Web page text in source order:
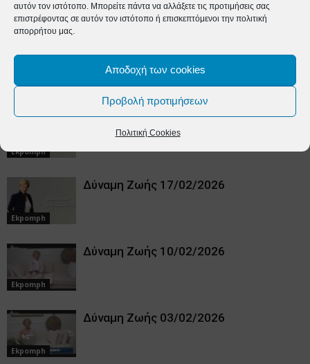
αυτόν τον ιστότοπο. Μπορείτε πάντα να αλλάξετε τις προτιμήσεις σας
επιστρέφοντας σε αυτόν τον ιστότοπο ή επισκεπτόμενοι την πολιτική
απορρήτου μας.
Αποδοχή των cookies
Προβολή προτιμήσεων
Πολιτική Cookies
ΠΕΡΙΣΣΟΤΕΡΑ ΑΠΟ ΤΟΝ ΔΗΜΙΟΥΡΓΟ
Ekpomph
Δύναμη Ζωής 17/03/2026
Ekpomph
Δύναμη Ζωής 17/02/2026
Ekpomph
Δύναμη Ζωής 10/02/2026
Ekpomph
Δύναμη Ζωής 03/02/2026